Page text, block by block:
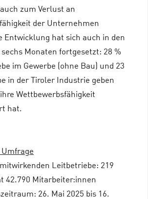
zum Verlust an
der Unternehmen
Entwicklung hat sich auch in den
Monaten fortgesetzt: 28 %
im Gewerbe (ohne Bau) und 23
in der Tiroler Industrie geben
Wettbewerbsfähigkeit
hat.
Umfrage
Leitbetriebe: 219
42.790 Mitarbeiter:innen
26. Mai 2025 bis 16.